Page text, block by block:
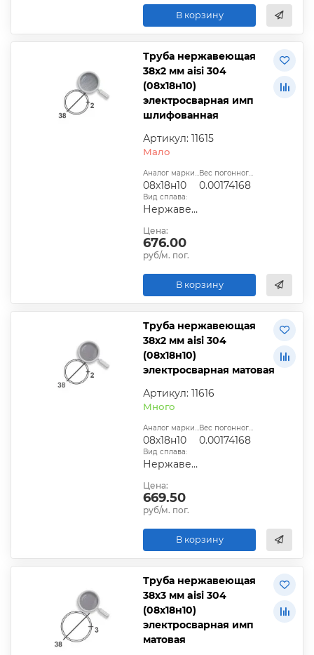
В корзину
Труба нержавеющая
38х2 мм aisi 304
(08х18н10)
электросварная имп
шлифованная
Артикул: 11615
Мало
Аналог марки стали:
08х18н10
Вес погонного метра, т.:
0.00174168
Вид сплава:
Нержавеющая сталь
Цена:
676.00
руб/м. пог.
В корзину
Труба нержавеющая
38х2 мм aisi 304
(08х18н10)
электросварная матовая
Артикул: 11616
Много
Аналог марки стали:
08х18н10
Вес погонного метра, т.:
0.00174168
Вид сплава:
Нержавеющая сталь
Цена:
669.50
руб/м. пог.
В корзину
Труба нержавеющая
38х3 мм aisi 304
(08х18н10)
электросварная имп
матовая